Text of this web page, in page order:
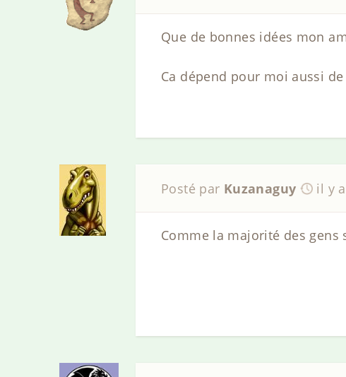
Que de bonnes idées mon
Ca dépend pour moi aussi
Posté par Kuzanaguy il y
Comme la majorité des